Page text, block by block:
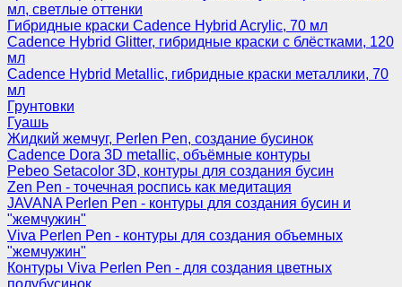
мл, светлые оттенки
Гибридные краски Cadence Hybrid Acrylic, 70 мл
Cadence Hybrid Glitter, гибридные краски с блёстками, 120
мл
Cadence Hybrid Metallic, гибридные краски металлики, 70
мл
Грунтовки
Гуашь
Жидкий жемчуг, Perlen Pen, создание бусинок
Cadence Dora 3D metallic, объёмные контуры
Pebeo Setacolor 3D, контуры для создания бусин
Zen Pen - точечная роспись как медитация
JAVANA Perlen Pen - контуры для создания бусин и
"жемчужин"
Viva Perlen Pen - контуры для создания объемных
"жемчужин"
Контуры Viva Perlen Pen - для создания цветных
полубусинок